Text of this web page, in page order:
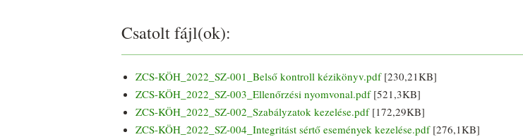
Csatolt fájl(ok):
ZCS-KÖH_2022_SZ-001_Belső kontroll kézikönyv.pdf[230,21KB]
ZCS-KÖH_2022_SZ-003_Ellenőrzési nyomvonal.pdf[521,3KB]
ZCS-KÖH_2022_SZ-002_Szabályzatok kezelése.pdf[172,29KB]
ZCS-KÖH_2022_SZ-004_Integritást sértő események kezelése.pdf[276,1KB]